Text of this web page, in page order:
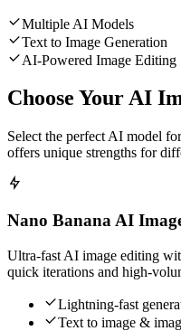
Multiple AI Models
Text to Image Generation
AI-Powered Image Editing
Choose Your AI
Select the perfect AI model
offers unique strengths for
Nano Banana AI
Ultra-fast AI image editing
quick iterations and high-
Lightning-fast
Text to image &